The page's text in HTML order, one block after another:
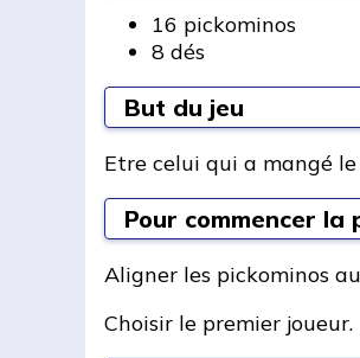
16 pickominos
8 dés
But du jeu
Etre celui qui a mangé
Pour commencer la
Aligner les pickominos
Choisir le premier joueur.